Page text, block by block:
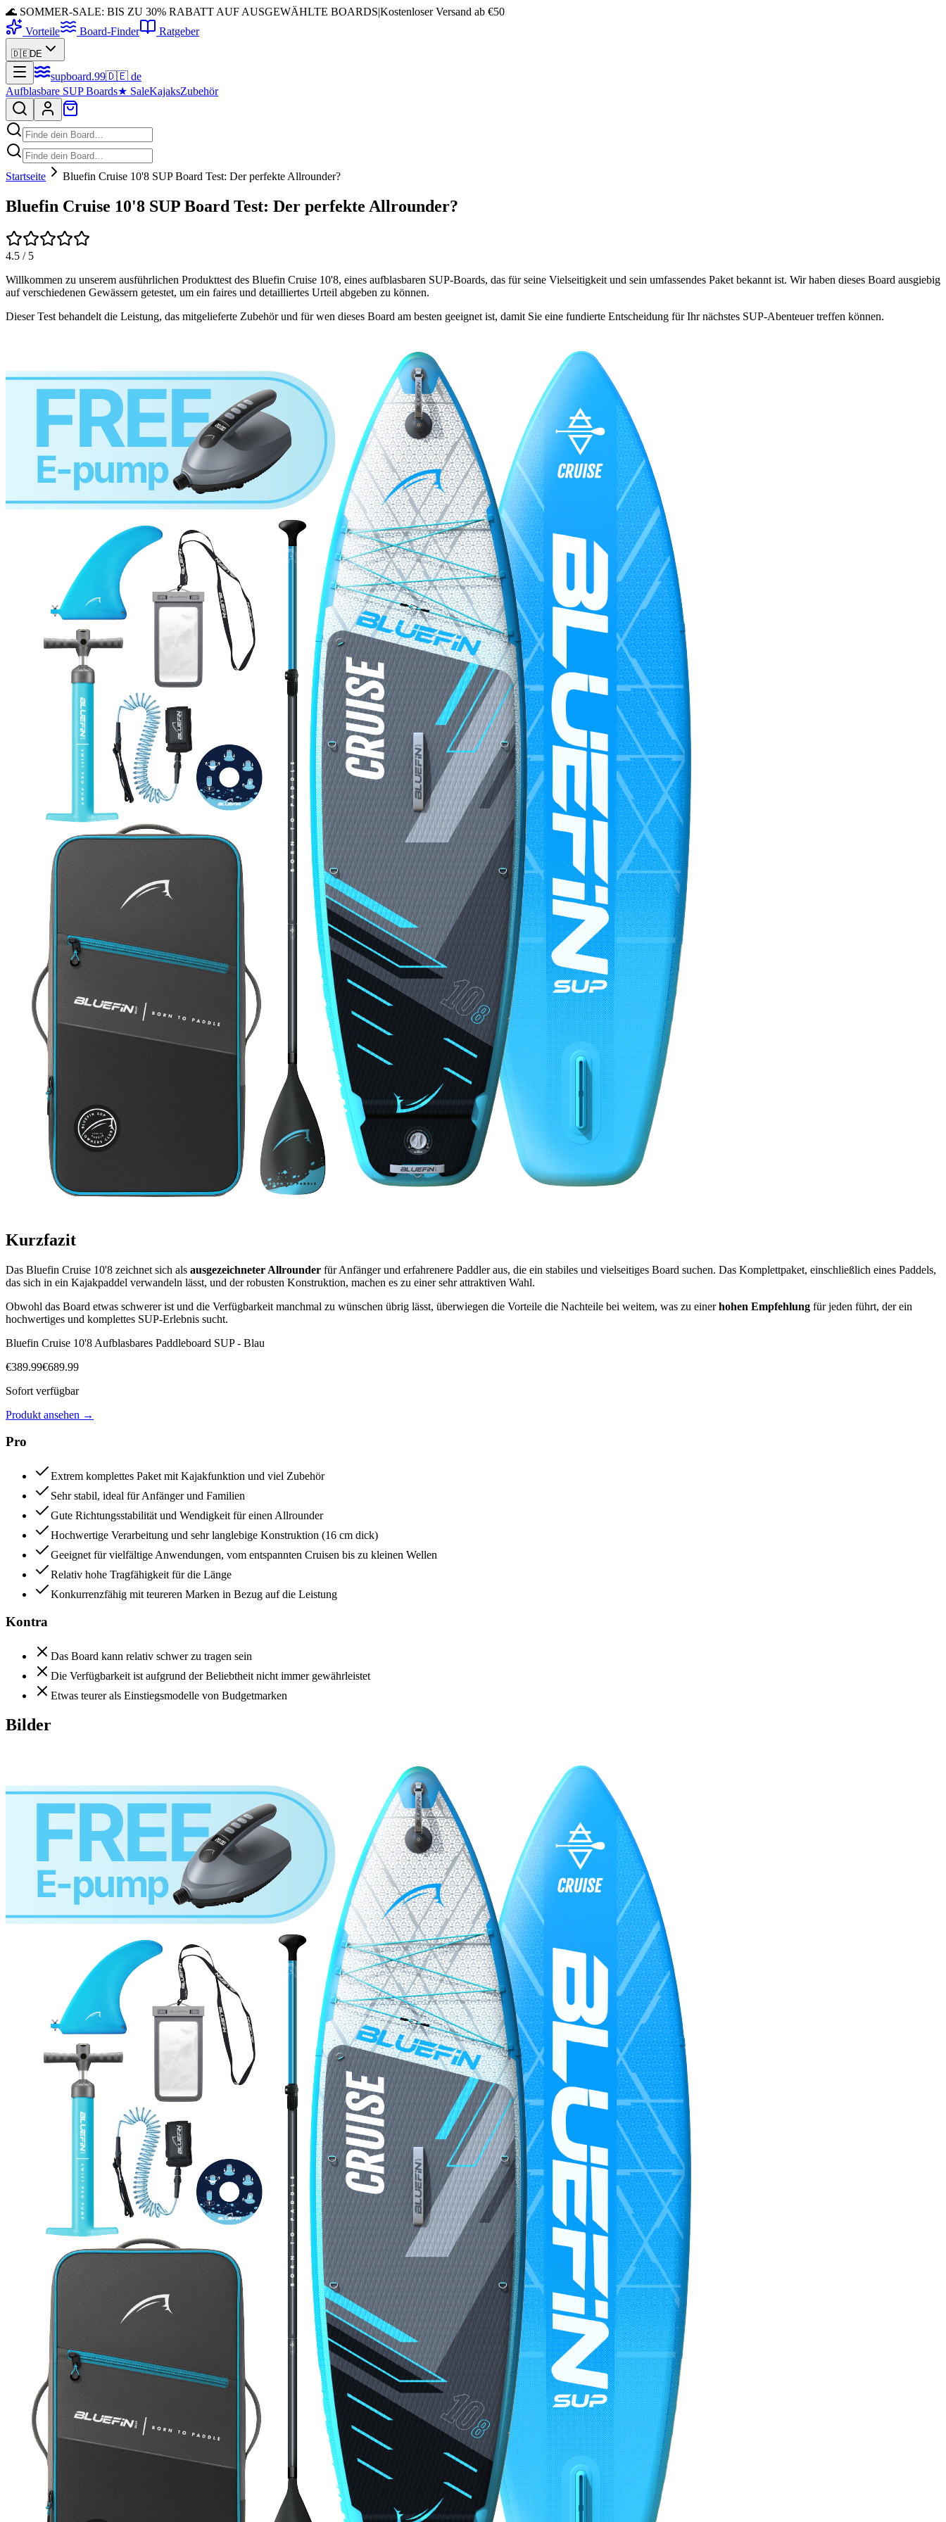
🌊 SOMMER-SALE: BIS ZU 30% RABATT AUF AUSGEWÄHLTE BOARDS|Kostenloser Versand ab €50
Vorteile
Board-Finder Ratgeber
🇩🇪DE
supboard.99🇩🇪 de
Aufblasbare SUP Boards★ SaleKajaksZubehör
Startseite Bluefin Cruise 10'8 SUP Board Test: Der perfekte Allrounder?
Bluefin Cruise 10'8 SUP Board Test: Der perfekte Allrounder?
4.5 / 5
Willkommen zu unserem ausführlichen Produkttest des Bluefin Cruise 10'8, eines aufblasbaren SUP-Boards, das für seine Vielseitigkeit und sein umfassendes Paket bekannt ist. Wir haben dieses Board ausgiebig
auf verschiedenen Gewässern getestet, um ein faires und detailliertes Urteil abgeben zu können.
Dieser Test behandelt die Leistung, das mitgelieferte Zubehör und für wen dieses Board am besten geeignet ist, damit Sie eine fundierte Entscheidung für Ihr nächstes SUP-Abenteuer treffen können.
Kurzfazit
Das Bluefin Cruise 10'8 zeichnet sich als ausgezeichneter Allrounder für Anfänger und erfahrenere Paddler aus, die ein stabiles und vielseitiges Board suchen. Das Komplettpaket, einschließlich eines Paddels,
das sich in ein Kajakpaddel verwandeln lässt, und der robusten Konstruktion, machen es zu einer sehr attraktiven Wahl.
Obwohl das Board etwas schwerer ist und die Verfügbarkeit manchmal zu wünschen übrig lässt, überwiegen die Vorteile die Nachteile bei weitem, was zu einerhohen Empfehlung für jeden führt, der ein
hochwertiges und komplettes SUP-Erlebnis sucht.
Bluefin Cruise 10'8 Aufblasbares Paddleboard SUP - Blau
€389.99€689.99
Sofort verfügbar
Produkt ansehen →
Pro
Extrem komplettes Paket mit Kajakfunktion und viel Zubehör
Sehr stabil, ideal für Anfänger und Familien
Gute Richtungsstabilität und Wendigkeit für einen Allrounder
Hochwertige Verarbeitung und sehr langlebige Konstruktion (16 cm dick)
Geeignet für vielfältige Anwendungen, vom entspannten Cruisen bis zu kleinen Wellen
Relativ hohe Tragfähigkeit für die Länge
Konkurrenzfähig mit teureren Marken in Bezug auf die Leistung
Kontra
Das Board kann relativ schwer zu tragen sein
Die Verfügbarkeit ist aufgrund der Beliebtheit nicht immer gewährleistet
Etwas teurer als Einstiegsmodelle von Budgetmarken
Bilder